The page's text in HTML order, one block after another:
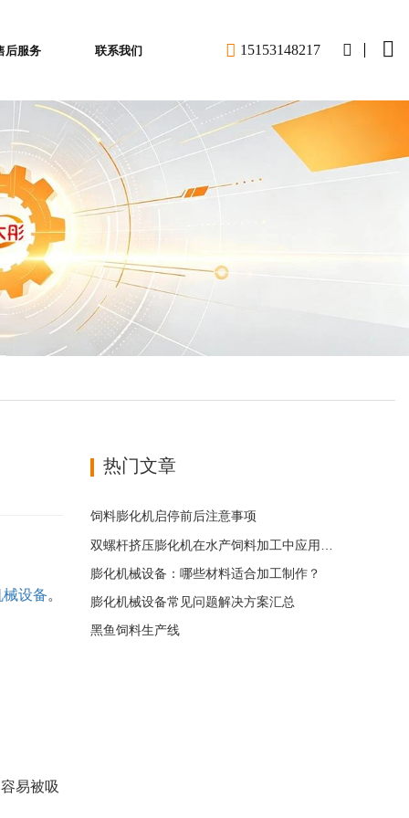
后服务 联系我们 1 51 5314821 7
设备。
易被吸
热门文章
饲料膨化机启停前后注意事项
膨化机械设备：哪些材料适合加工制作？
膨化机械设备常见问题解决方案汇总
黑鱼饲料生产线